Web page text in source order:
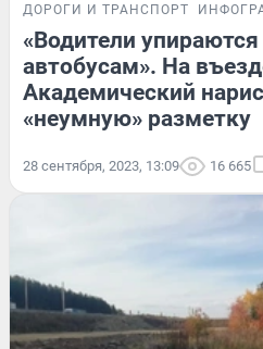
ДОРОГИ И ТРАНСПОРТ
«Водители
автобусам». На
Академический
«неумную» разметку
28 сентября, 2023, 13:09 16 665